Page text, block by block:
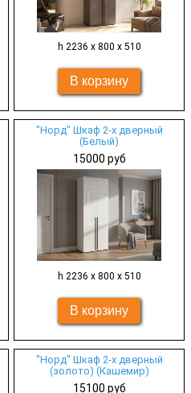
h 2236 х 800 х 510
"Норд" Шкаф 2-х дверный
(Белый)
15000 руб
h 2236 х 800 х 510
"Норд" Шкаф 2-х дверный
(золото) (Кашемир)
15100 руб